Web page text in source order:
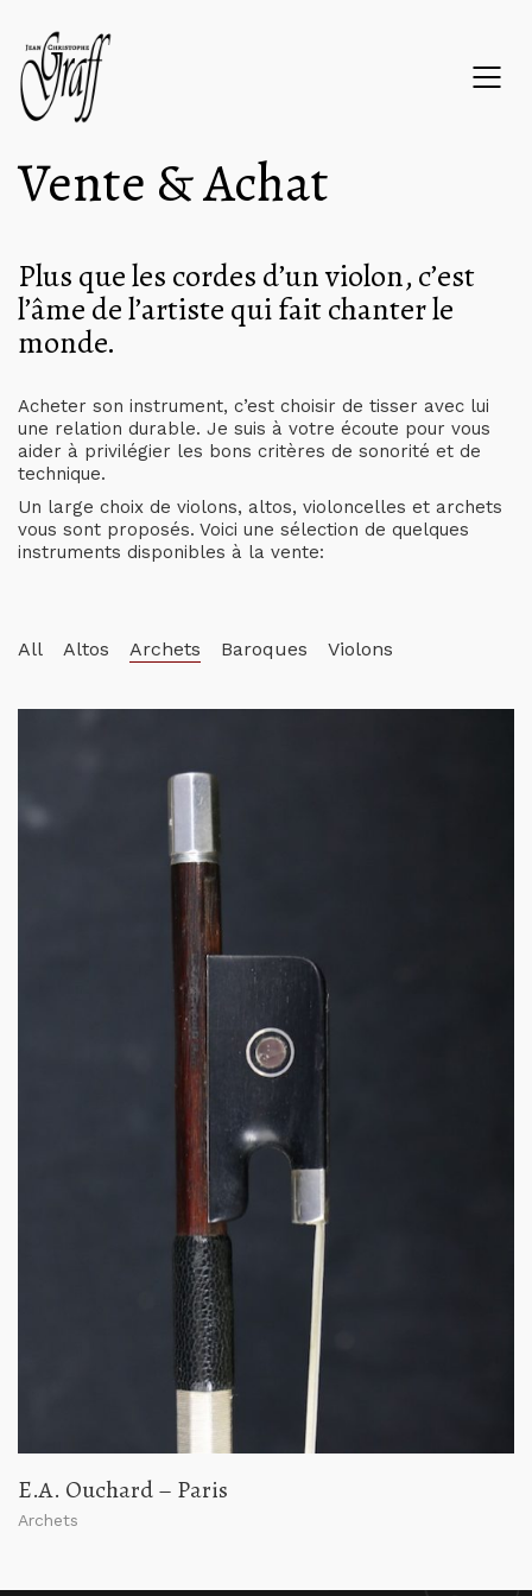
Vente & Achat
Plus que les cordes d’un violon, c’est
l’âme de l’artiste qui fait chanter le
monde.
Acheter son instrument, c’est choisir de tisser avec lui
une relation durable. Je suis à votre écoute pour vous
aider à privilégier les bons critères de sonorité et de
technique.
Un large choix de violons, altos, violoncelles et archets
vous sont proposés. Voici une sélection de quelques
instruments disponibles à la vente:
All Altos Archets Baroques Violons
E.A. Ouchard – Paris
Archets